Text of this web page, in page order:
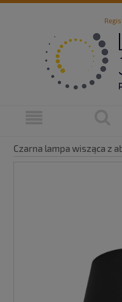
Czarna lampa wisząca z